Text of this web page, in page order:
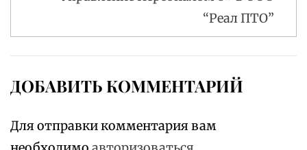
“Реал ПТО”
ДОБАВИТЬ КОММЕНТАРИЙ
Для отправки комментария вам